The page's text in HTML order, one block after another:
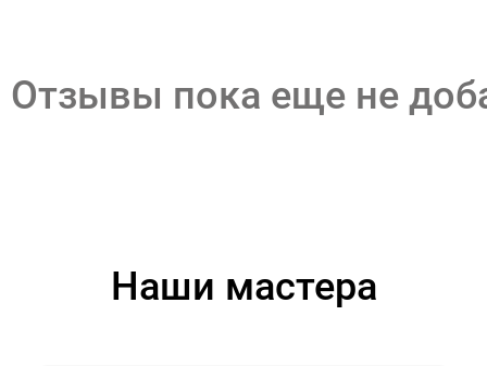
Отзывы пока еще не
Наши мастера